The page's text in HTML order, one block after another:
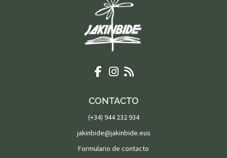
CONTACTO
(+34) 944 232 934
jakinbide@jakinbide.eus
Formulario de contacto